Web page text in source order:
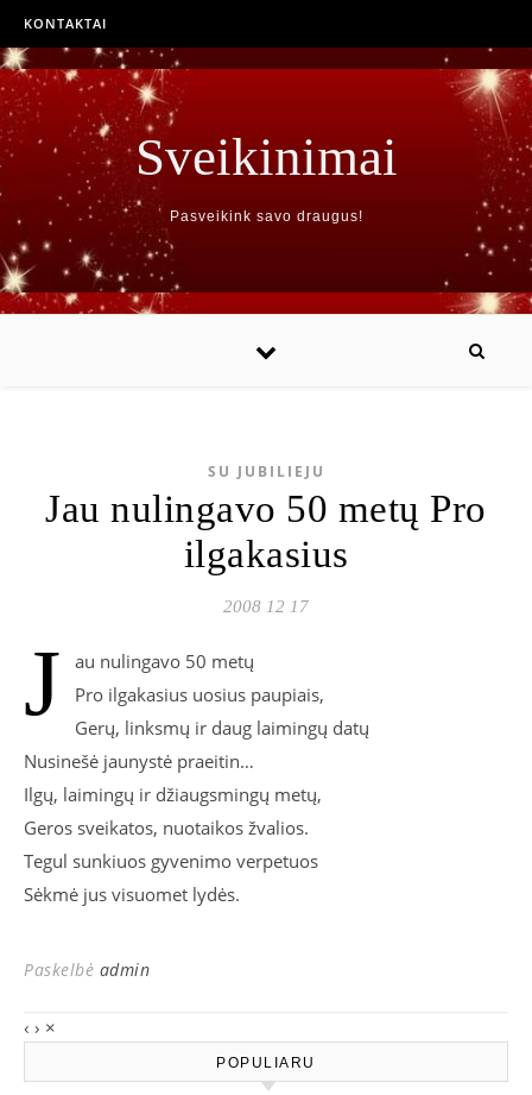
KONTAKTAI
Sveikinimai
Pasveikink savo draugus!
SU JUBILIEJU
Jau nulingavo 50 metų Pro
ilgakasius
2008 12 17
J
au nulingavo 50 metų
Pro ilgakasius uosius paupiais,
Gerų, linksmų ir daug laimingų datų
Nusinešė jaunystė praeitin…
Ilgų, laimingų ir džiaugsmingų metų,
Geros sveikatos, nuotaikos žvalios.
Tegul sunkiuos gyvenimo verpetuos
Sėkmė jus visuomet lydės.
Paskelbė admin
‹ › ×
POPULIARU